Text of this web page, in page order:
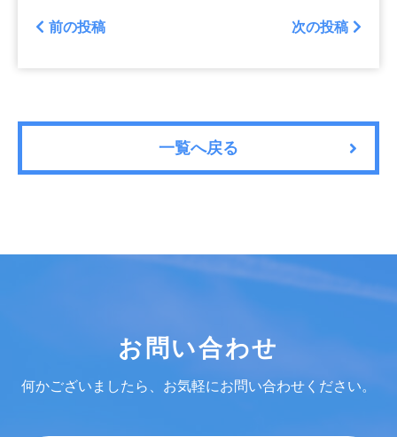
前の投稿 次の投稿
一覧へ戻る
お問い合わせ
何かございましたら、お気軽にお問い合わせください。